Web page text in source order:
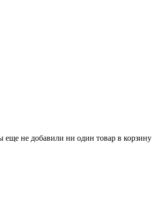
еще не добавили ни один товар в корзину